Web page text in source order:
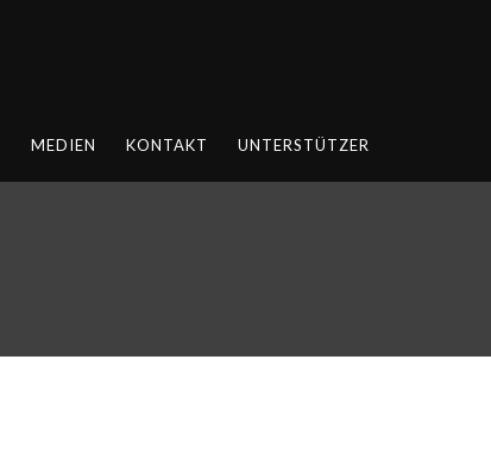
MEDIEN KONTAKT UNTERSTÜTZER